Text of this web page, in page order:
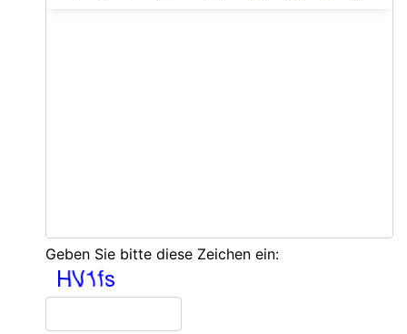
Geben Sie bitte diese Zeichen ein: